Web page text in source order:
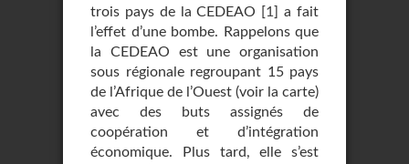
trois pays de la CEDEAO [1 ] a fait
l’effet d’une bombe. Rappelons que
la CEDEAO est une organisation
sous régionale regroupant 15 pays
de l’Afrique de l’Ouest (voir la carte)
avec des buts assignés de
coopération et d’intégration
économique. Plus tard, elle s’est